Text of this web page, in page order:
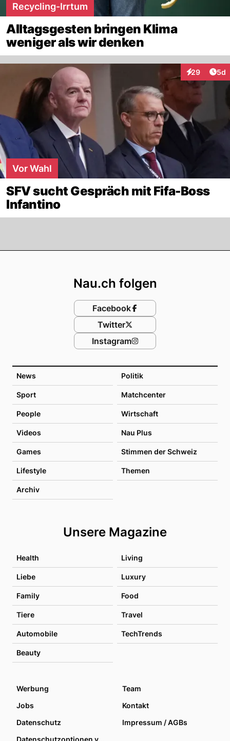
Recycling-Irrtum
Alltagsgesten bringen Klima
weniger als wir denken
29
Interaktionen
5d
Vor Wahl
SFV sucht Gespräch mit Fifa-Boss
Infantino
News Politik
Sport Matchcenter
People Wirtschaft
Videos Nau Plus
Games Stimmen der Schweiz
Lifestyle Themen
Archiv
Unsere Magazine
Health Living
Liebe Luxury
Family Food
Tiere Travel
Automobile TechTrends
Beauty
Nau.ch folgen
Facebook
Twitter
Instagram
Werbung
Team
Jobs
Kontakt
Datenschutz
Impressum / AGBs